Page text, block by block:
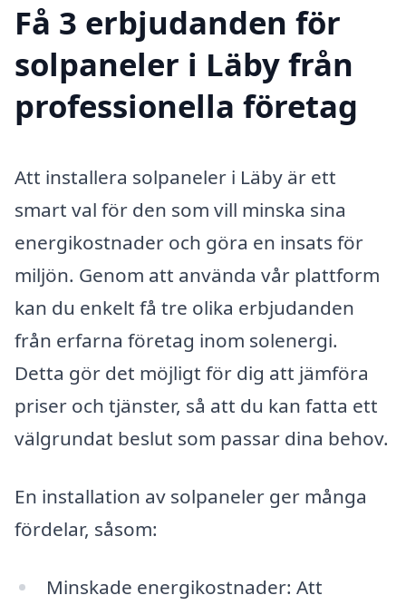
Få 3 erbjudanden för
solpaneler i Läby från
professionella företag
Att installera solpaneler i Läby är ett
smart val för den som vill minska sina
energikostnader och göra en insats för
miljön. Genom att använda vår plattform
kan du enkelt få tre olika erbjudanden
från erfarna företag inom solenergi.
Detta gör det möjligt för dig att jämföra
priser och tjänster, så att du kan fatta ett
välgrundat beslut som passar dina behov.
En installation av solpaneler ger många
fördelar, såsom:
Minskade energikostnader: Att